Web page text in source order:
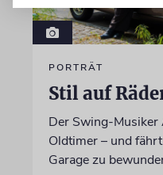
PORTRÄT
Stil auf
Der Swing-
Oldtimer – und
Garage zu